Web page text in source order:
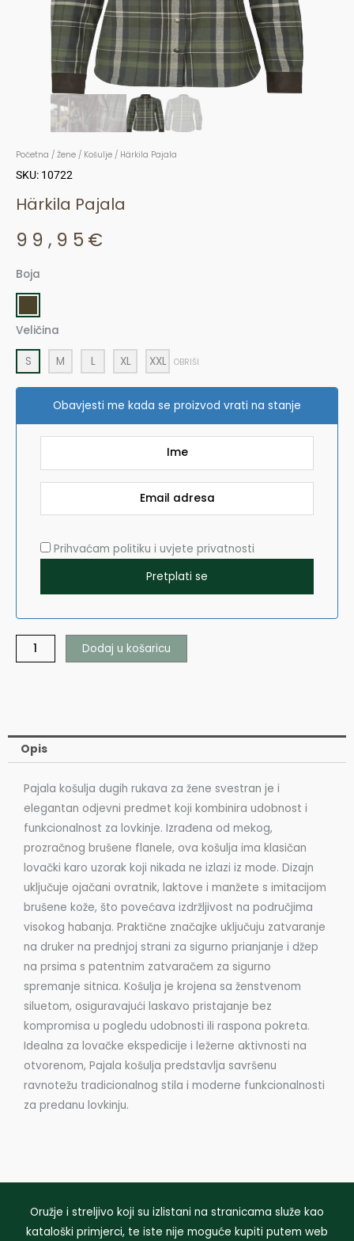
Početna / Žene / Košulje / Härkila Pajala
SKU: 10722
Härkila Pajala
99,95 €
Boja
Veličina
S M L XL XXL OBRIŠI
Obavjesti me kada se proizvod vrati na stanje
Prihvaćam politiku i uvjete privatnosti
Härkila
količina
Dodaj u košaricu
Opis
Pajala košulja dugih rukava za žene svestran je i
elegantan odjevni predmet koji kombinira udobnost i
funkcionalnost za lovkinje. Izrađena od mekog,
prozračnog brušene flanele, ova košulja ima klasičan
lovački karo uzorak koji nikada ne izlazi iz mode. Dizajn
uključuje ojačani ovratnik, laktove i manžete s imitacijom
brušene kože, što povećava izdržljivost na područjima
visokog habanja. Praktične značajke uključuju zatvaranje
na druker na prednjoj strani za sigurno prianjanje i džep
na prsima s patentnim zatvaračem za sigurno
spremanje sitnica. Košulja je krojena sa ženstvenom
siluetom, osiguravajući laskavo pristajanje bez
kompromisa u pogledu udobnosti ili raspona pokreta.
Idealna za lovačke ekspedicije i ležerne aktivnosti na
otvorenom, Pajala košulja predstavlja savršenu
ravnotežu tradicionalnog stila i moderne funkcionalnosti
za predanu lovkinju.
Oružje i streljivo koji su izlistani na stranicama služe kao
kataloški primjerci, te iste nije moguće kupiti putem web